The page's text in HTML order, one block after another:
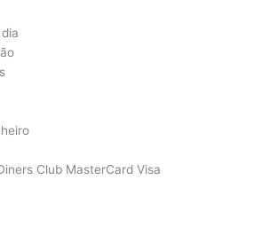
Club MasterCard Visa